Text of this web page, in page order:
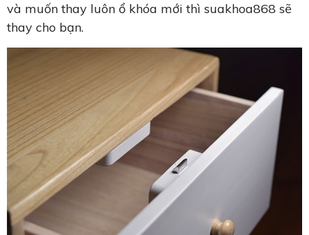
và muốn thay luôn ổ khóa mới thì suakhoa868 sẽ
thay cho bạn.